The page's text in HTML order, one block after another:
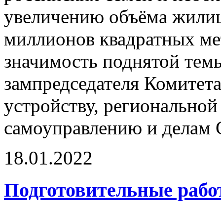
увеличению объёма
миллионов квадратных
значимость поднятой
зампредседателя
устройству,
самоуправлению и
18.01.2022
Подготовительные